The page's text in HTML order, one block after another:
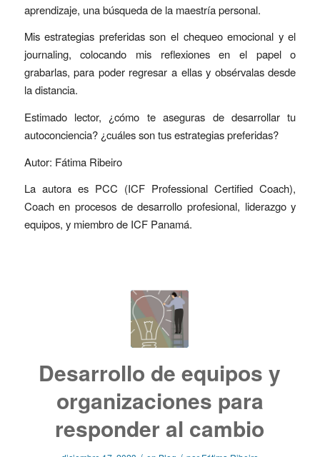
aprendizaje, una búsqueda de la maestría personal.
Mis estrategias preferidas son el chequeo emocional y el
journaling, colocando mis reflexiones en el papel o
grabarlas, para poder regresar a ellas y obsérvalas desde
la distancia.
Estimado lector, ¿cómo te aseguras de desarrollar tu
autoconciencia? ¿cuáles son tus estrategias preferidas?
Autor: Fátima Ribeiro
La autora es PCC (ICF Professional Certified Coach),
Coach en procesos de desarrollo profesional, liderazgo y
equipos, y miembro de ICF Panamá.
Desarrollo de equipos y
organizaciones para
responder al cambio